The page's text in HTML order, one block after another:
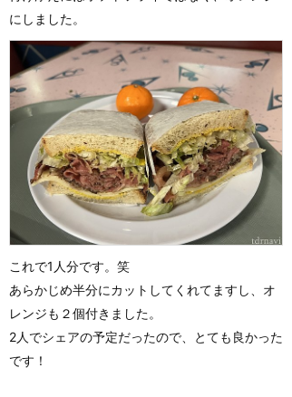
にしました。
これで1人分です。笑
あらかじめ半分にカットしてくれてますし、オ
レンジも２個付きました。
2人でシェアの予定だったので、とても良かった
です！